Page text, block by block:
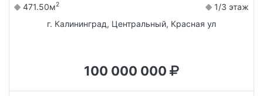
471.50м2
1/3 этаж
г. Калининград, Центральный, Красная ул
100 000 000